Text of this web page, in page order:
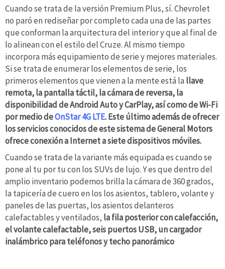
Cuando se trata de la versión Premium Plus, sí. Chevrolet
no paró en rediseñar por completo cada una de las partes
que conforman la arquitectura del interior y que al final de
lo alinean con el estilo del Cruze. Al mismo tiempo
incorpora más equipamiento de serie y mejores materiales.
Si se trata de enumerar los elementos de serie, los
primeros elementos que vienen a la mente está la llave
remota, la pantalla táctil, la cámara de reversa, la
disponibilidad de Android Auto y CarPlay, así como de Wi-Fi
por medio deOnStar 4G LTE. Este último además de ofrecer
los servicios conocidos de este sistema de General Motors
ofrece conexión a Internet a siete dispositivos móviles.
Cuando se trata de la variante más equipada es cuando se
pone al tu por tu con los SUVs de lujo. Y es que dentro del
amplio inventario podemos brilla la cámara de 360 grados,
la tapicería de cuero en los los asientos, tablero, volante y
paneles de las puertas, los asientos delanteros
calefactables y ventilados, la fila posterior con calefacción,
el volante calefactable, seis puertos USB, un cargador
inalámbrico para teléfonos y techo panorámico